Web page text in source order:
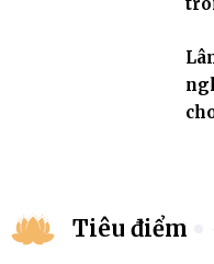
Tiêu điểm